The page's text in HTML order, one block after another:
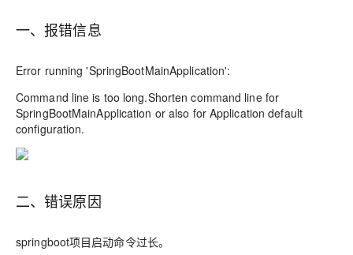
一、报错信息
Error running 'SpringBootMainApplication':
Command line is too long.Shorten command line for
SpringBootMainApplication or also for Application default
configuration.
二、错误原因
springboot项目启动命令过长。